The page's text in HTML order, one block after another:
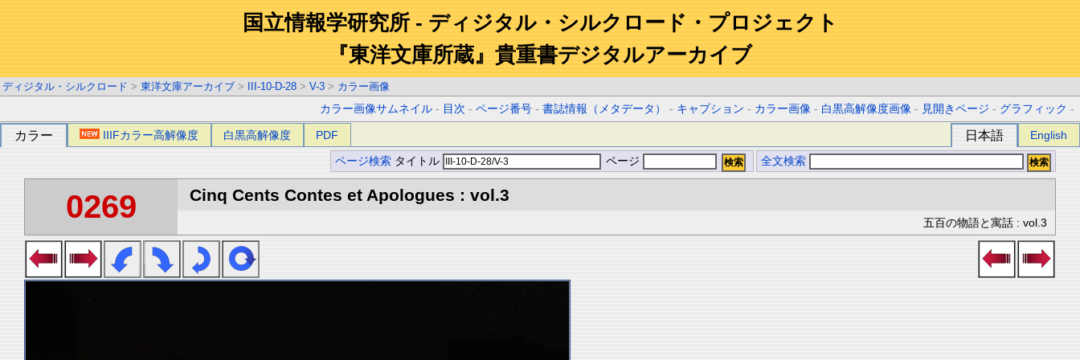
国立情報学研究所 - ディジタル・シルクロード・プロジェクト
『東洋文庫所蔵』貴重書デジタルアーカイブ
ディジタル・シルクロード > 東洋文庫アーカイブ > III-10-D-28 > V-3 > カラー画像
カラー画像サムネイル - 目次 -ページ番号 -書誌情報（メタデータ） - キャプション - カラー画像 - 白黒高解像度画像 - 見開きページ - グラフィック -
カラー IIIFカラー高解像度 白黒高解像度 PDF 日本語 English
ページ検索 タイトル ページ 全文検索
0269 Cinq Cents Contes et Apologues : vol.3
五百の物語と寓話 : vol.3